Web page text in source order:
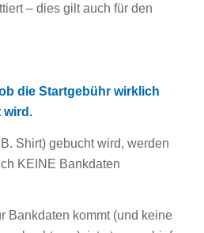
– dies gilt auch für den
die Startgebühr wirklich
wird.
Shirt) gebucht wird, werden
KEINE Bankdaten
Bankdaten kommt (und keine